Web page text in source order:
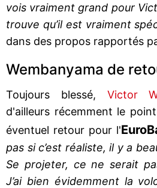
vois vraiment grand pour
trouve qu’il est vraiment
dans des propos rapportés
Wembanyama de
Toujours blessé, Victor
d'ailleurs récemment le
éventuel retour pour l'
pas si c’est réaliste, il y a
Se projeter, ce ne serait
J’ai bien évidemment la